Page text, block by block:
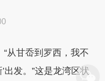
“从甘岙到罗西，我不
’出发。”这是龙湾区状